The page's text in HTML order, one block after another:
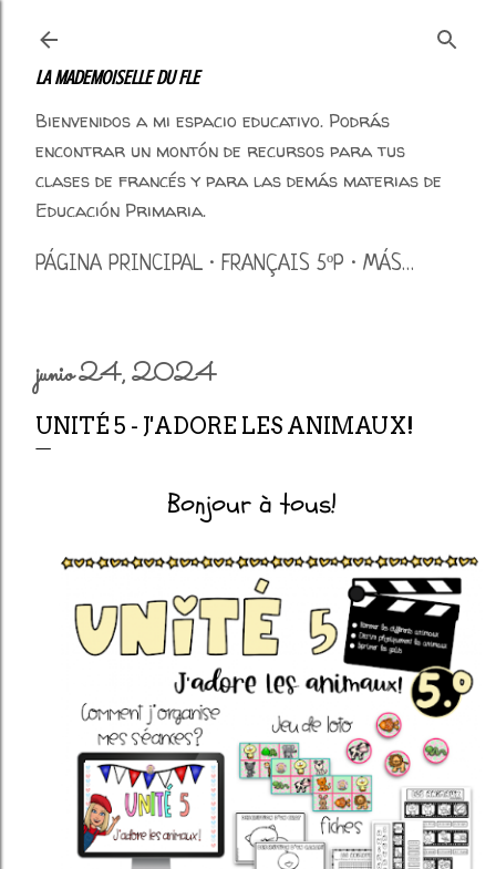
LA MADEMOISELLE DU FLE
Bienvenidos a mi espacio educativo. Podrás
encontrar un montón de recursos para tus
clases de francés y para las demás materias de
Educación Primaria.
PÁGINA PRINCIPAL FRANÇAIS 5ºP MÁS…
junio 24, 2024
UNITÉ 5 - J'ADORE LES ANIMAUX!
Bonjour à tous!